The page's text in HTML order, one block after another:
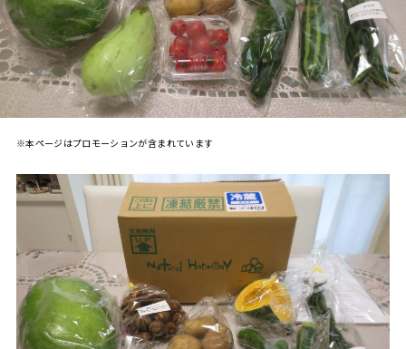
※本ページはプロモーションが含まれています